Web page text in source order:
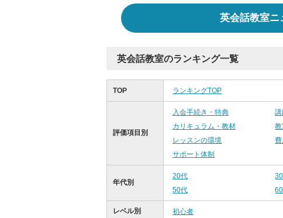
英会話教室ニ
英会話教室のランキング一覧
TOP ランキングTOP
評価項目別
入会手続き・特典
カリキュラム・教材
レッスンの環境
費
サポート体制
年代別
20代
50代
レベル別 初心者